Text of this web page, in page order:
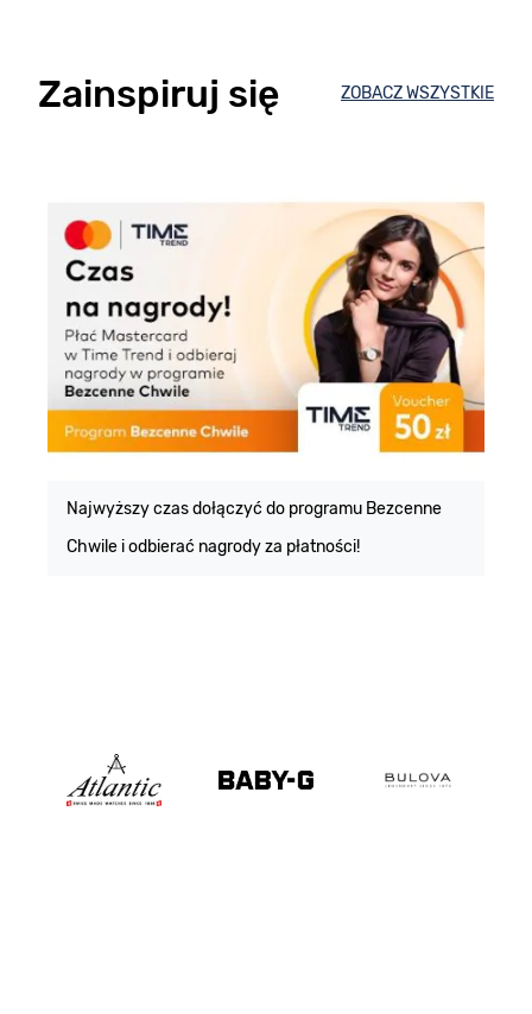
Zainspiruj się ZOBACZ WSZYSTKIE
Najwyższy czas dołączyć do programu Bezcenne
Chwile i odbierać nagrody za płatności!